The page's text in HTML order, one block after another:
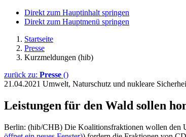
Direkt zum Hauptinhalt springen
Direkt zum Hauptmenü springen
Startseite
Presse
Kurzmeldungen (hib)
zurück zu: Presse ()
21.04.2021 Umwelt, Naturschutz und nukleare
Leistungen für den Wald sollen
Berlin: (hib/CHB) Die Koalitionsfraktionen wollen den